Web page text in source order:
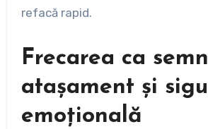
refacă rapid.
Frecarea ca
atașament și
emoțională